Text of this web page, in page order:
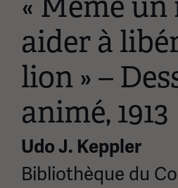
aider à
lion » –
animé, 1913
Udo J. Keppler
Bibliothèque du